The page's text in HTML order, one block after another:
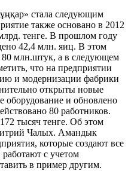
стала следующим
также основано в 2012
тенге. В прошлом году
42,4 млн. яиц. В этом
80 млн.штук, а в следующем
что на предприятии
и модернизации фабрики
открыты новые
оборудование и обновлено
80 работников.
тысяч тенге. Об этом
Чалых. Амандык
которые создают все
с учетом
в пример другим.